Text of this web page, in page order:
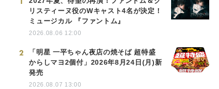
リスティーヌ役のWキャスト4名が決定！
ミュージカル 『ファントム』
2026.08.06 12:00
2
「明星 一平ちゃん夜店の焼そば 超特盛
からしマヨ2個付」2026年8月24日(月)新
発売
2026.08.07 13:00